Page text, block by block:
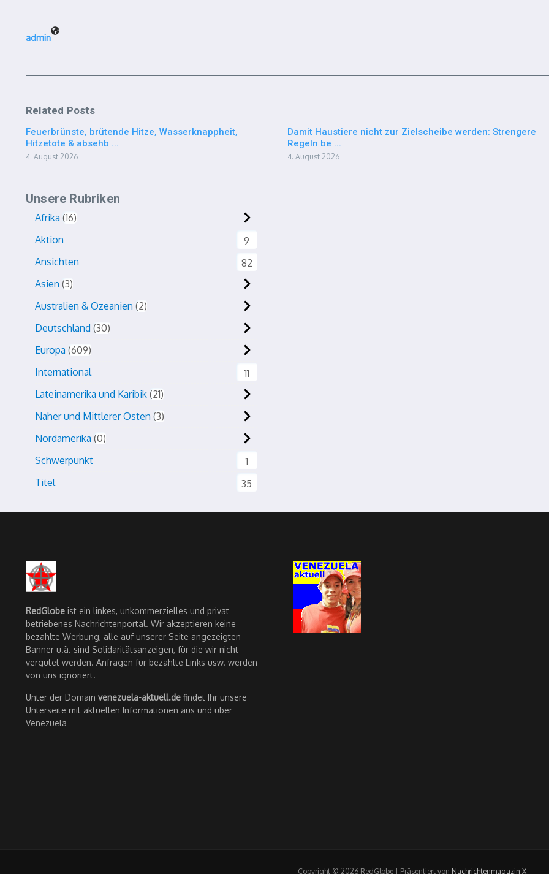
admin
Related Posts
Feuerbrünste, brütende Hitze, Wasserknappheit,
Hitzetote & absehb ...
4. August 2026
Damit Haustiere nicht zur Zielscheibe werden: Strengere
Regeln be ...
4. August 2026
Unsere Rubriken
Afrika 16
Aktion
9
Ansichten
82
Asien 3
Australien & Ozeanien 2
Deutschland 30
Europa 609
International
11
Lateinamerika und Karibik 21
Naher und Mittlerer Osten 3
Nordamerika 0
Schwerpunkt
1
Titel
35
RedGlobe ist ein linkes, unkommerzielles und privat
betriebenes Nachrichtenportal. Wir akzeptieren keine
bezahlte Werbung, alle auf unserer Seite angezeigten
Banner u.ä. sind Solidaritätsanzeigen, für die wir nicht
vergütet werden. Anfragen für bezahlte Links usw. werden
von uns ignoriert.
Unter der Domain venezuela-aktuell.de findet Ihr unsere
Unterseite mit aktuellen Informationen aus und über
Venezuela
Copyright © 2026 RedGlobe | Präsentiert von Nachrichtenmagazin X